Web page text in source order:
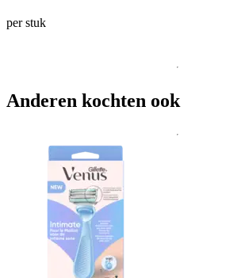
per stuk
Anderen kochten ook